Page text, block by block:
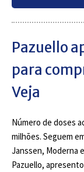
Pazuello
para
Veja
Número de doses
milhões. Seguem
Janssen, Moderna
Pazuello,